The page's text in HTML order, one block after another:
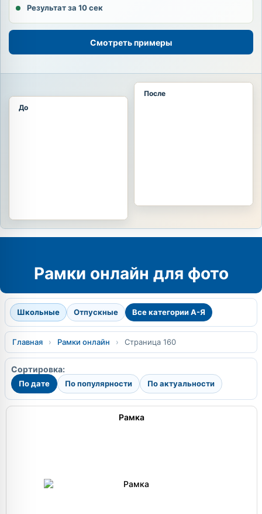
Результат за 10 сек
Смотреть примеры
До
После
Рамки онлайн для фото
Школьные Отпускные Все категории А-Я
Главная › Рамки онлайн › Страница 160
Сортировка:
По дате По популярности По актуальности
Рамка